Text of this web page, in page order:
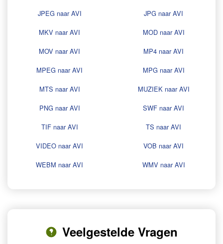
JPEG naar AVI
JPG naar AVI
MKV naar AVI
MOD naar AVI
MOV naar AVI
MP4 naar AVI
MPEG naar AVI
MPG naar AVI
MTS naar AVI
MUZIEK naar AVI
PNG naar AVI
SWF naar AVI
TIF naar AVI
TS naar AVI
VIDEO naar AVI
VOB naar AVI
WEBM naar AVI
WMV naar AVI
Veelgestelde Vragen